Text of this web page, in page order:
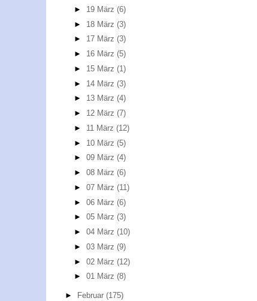
► 19 März(6)
► 18 März(3)
► 17 März(3)
► 16 März(5)
► 15 März(1)
► 14 März(3)
► 13 März(4)
► 12 März(7)
► 11 März(12)
► 10 März(5)
►09 März(4)
►08 März(6)
►07 März(11)
►06 März(6)
►05 März(3)
►04 März(10)
►03 März(9)
►02 März(12)
►01 März(8)
► Februar (175)